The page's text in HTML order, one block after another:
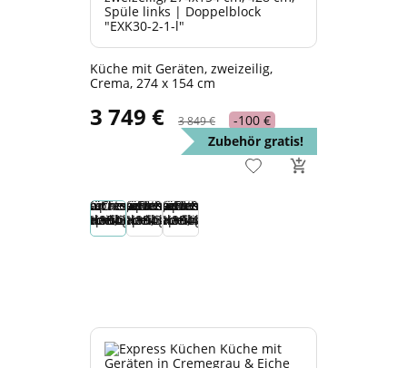
Küche mit Geräten, zweizeilig,
Crema, 274 x 154 cm
3 749 € 3 849 €
-100 €
Zubehör gratis!